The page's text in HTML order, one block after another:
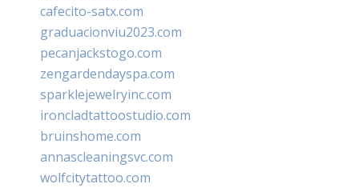
cafecito-satx.com
graduacionviu2023.com
pecanjackstogo.com
zengardendayspa.com
sparklejewelryinc.com
ironcladtattoostudio.com
bruinshome.com
annascleaningsvc.com
wolfcitytattoo.com